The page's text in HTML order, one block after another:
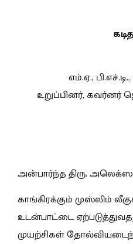
எம்.ஏ.,
உறுப்பினர், கவர்னர்
அன்பார்ந்த திரு.
காங்கிரக்கும் முஸ்லிம்
உடன்பாட்டை
முயற்சிகள்